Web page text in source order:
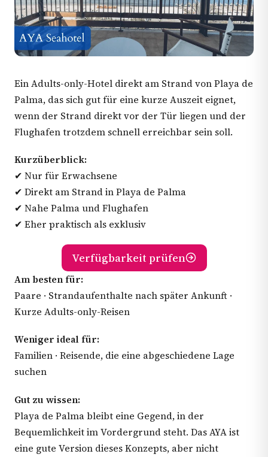
Ein Adults-only-Hotel direkt am Strand von Playa de
Palma, das sich gut für eine kurze Auszeit eignet,
wenn der Strand direkt vor der Tür liegen und der
Flughafen trotzdem schnell erreichbar sein soll.
Kurzüberblick:
✔ Nur für Erwachsene
✔ Direkt am Strand in Playa de Palma
✔ Nahe Palma und Flughafen
✔ Eher praktisch als exklusiv
Verfügbarkeit prüfen
Am besten für:
Paare · Strandaufenthalte nach später Ankunft ·
Kurze Adults-only-Reisen
Weniger ideal für:
Familien · Reisende, die eine abgeschiedene Lage
suchen
Gut zu wissen:
Playa de Palma bleibt eine Gegend, in der
Bequemlichkeit im Vordergrund steht. Das AYA ist
eine gute Version dieses Konzepts, aber nicht